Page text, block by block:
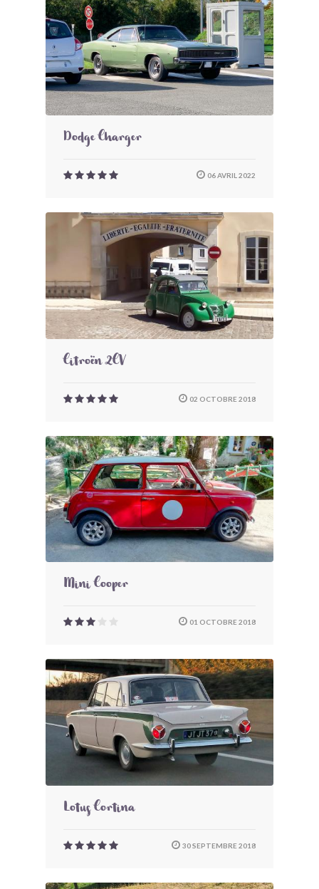
Dodge Charger
06 AVRIL 2022
Citroën 2CV
02 OCTOBRE 2018
Mini Cooper
01 OCTOBRE 2018
Lotus Cortina
30 SEPTEMBRE 2018